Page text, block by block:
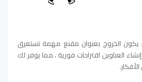
الخروج بعنوان مقنع مهمة تستغرق
العناوين اقتراحات فورية ، مما يوفر لك